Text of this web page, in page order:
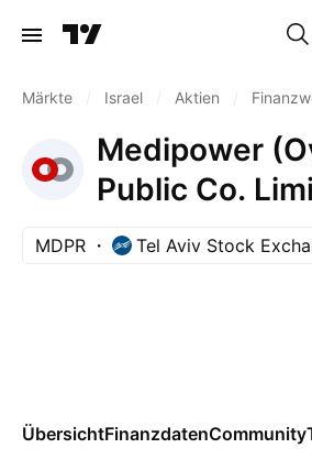
Märkte Israel Aktien
Medipower
Public Co.
MDPR Tel Aviv Stock
ÜbersichtFinanzdatenCommunity